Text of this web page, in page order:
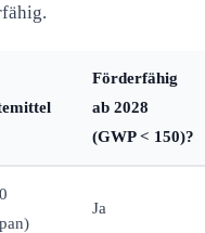
Förderfähig
ab 2028
(GWP < 150)?
Ja